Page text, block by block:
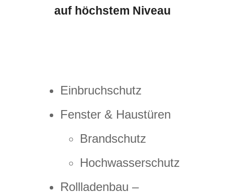
auf höchstem Niveau
Einbruchschutz
Fenster & Haustüren
Brandschutz
Hochwasserschutz
Rollladenbau –